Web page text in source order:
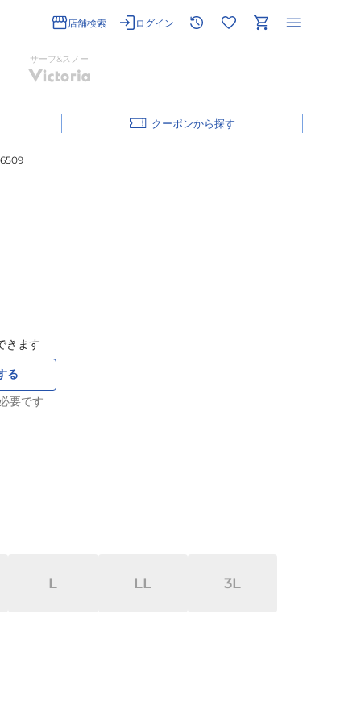
店舗検索 ログイン
サーフ&スノー
クーポン
きます
る
要です
L LL 3L